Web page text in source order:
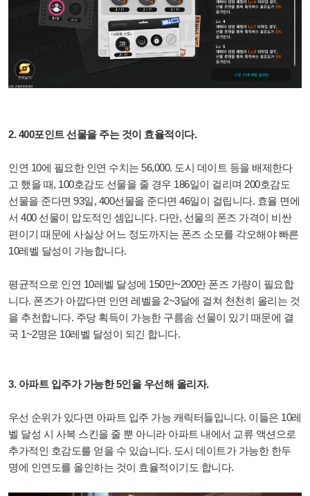
2. 400포인트 선물을 주는 것이 효율적이다.
인연 10에 필요한 인연 수치는 56,000. 도시 데이트 등을 배제한다
고 했을 때, 100호감도 선물을 줄 경우 186일이 걸리며 200호감도
선물을 준다면 93일, 400선물을 준다면 46일이 걸립니다. 효율 면에
서 400 선물이 압도적인 셈입니다. 다만, 선물의 폰즈 가격이 비싼
편이기 때문에 사실상 어느 정도까지는 폰즈 소모를 각오해야 빠른
10레벨 달성이 가능합니다.
평균적으로 인연 10레벨 달성에 150만~200만 폰즈 가량이 필요합
니다. 폰즈가 아깝다면 인연 레벨을 2~3달에 걸쳐 천천히 올리는 것
을 추천합니다. 주당 획득이 가능한 구름솜 선물이 있기 때문에 결
국 1~2명은 10레벨 달성이 되긴 합니다.
3. 아파트 입주가 가능한 5인을 우선해 올리자.
우선 순위가 있다면 아파트 입주 가능 캐릭터들입니다. 이들은 10레
벨 달성 시 사복 스킨을 줄 뿐 아니라 아파트 내에서 교류 액션으로
추가적인 호감도를 얻을 수 있습니다. 도시 데이트가 가능한 한두
명에 인연도를 올인하는 것이 효율적이기도 합니다.